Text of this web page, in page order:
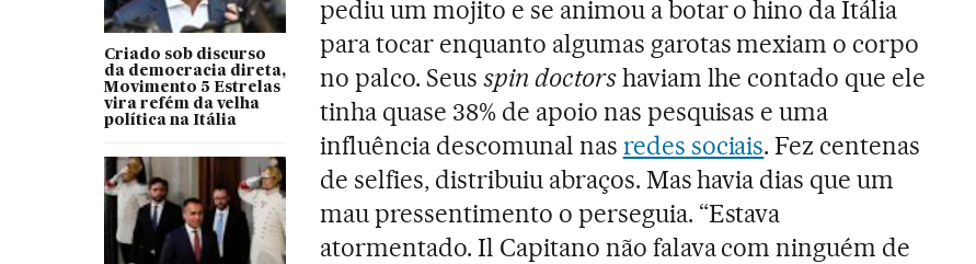
Criado sob discurso
da democracia direta,
Movimento 5 Estrelas
vira refém da velha
política na Itália
pediu um mojito e se animou a botar o hino da Itália
para tocar enquanto algumas garotas mexiam o corpo
no palco. Seus spin doctorshaviam lhe contado que ele
tinha quase 38% de apoio nas pesquisas e uma
influência descomunal nas redes sociais. Fez centenas
de selfies, distribuiu abraços. Mas havia dias que um
mau pressentimento o perseguia. “Estava
atormentado. Il Capitano não falava com ninguém de